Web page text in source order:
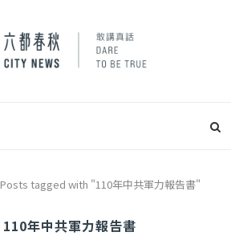
Posts tagged with "110年中共軍力報告書"
110年中共軍力報告書